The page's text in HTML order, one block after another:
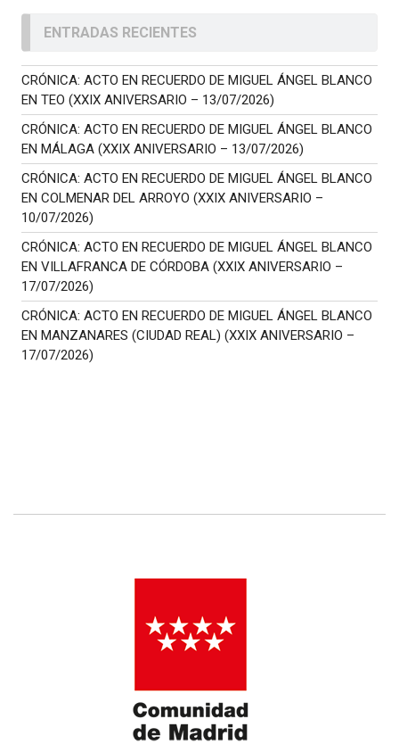
ENTRADAS RECIENTES
CRÓNICA: ACTO EN RECUERDO DE MIGUEL ÁNGEL BLANCO
EN TEO (XXIX ANIVERSARIO – 13/07/2026)
CRÓNICA: ACTO EN RECUERDO DE MIGUEL ÁNGEL BLANCO
EN MÁLAGA (XXIX ANIVERSARIO – 13/07/2026)
CRÓNICA: ACTO EN RECUERDO DE MIGUEL ÁNGEL BLANCO
EN COLMENAR DEL ARROYO (XXIX ANIVERSARIO –
10/07/2026)
CRÓNICA: ACTO EN RECUERDO DE MIGUEL ÁNGEL BLANCO
EN VILLAFRANCA DE CÓRDOBA (XXIX ANIVERSARIO –
17/07/2026)
CRÓNICA: ACTO EN RECUERDO DE MIGUEL ÁNGEL BLANCO
EN MANZANARES (CIUDAD REAL) (XXIX ANIVERSARIO –
17/07/2026)